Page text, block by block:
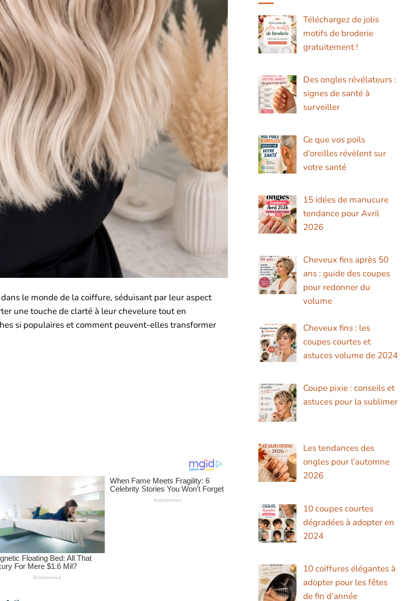
le monde de la coiffure, séduisant par leur aspect
une touche de clarté à leur chevelure tout en
si populaires et comment peuvent-elles transformer
Téléchargez de jolis
motifs de broderie
gratuitement !
Des ongles révélateurs :
signes de santé à
surveiller
Ce que vos poils
d’oreilles révèlent sur
votre santé
15 idées de manucure
tendance pour Avril
2026
Cheveux fins après 50
ans : guide des coupes
pour redonner du
volume
Cheveux fins : les
coupes courtes et
astuces volume de 2024
Coupe pixie : conseils et
astuces pour la sublimer
Les tendances des
ongles pour l’automne
2026
10 coupes courtes
dégradées à adopter en
2024
10 coiffures élégantes à
adopter pour les fêtes
de fin d’année